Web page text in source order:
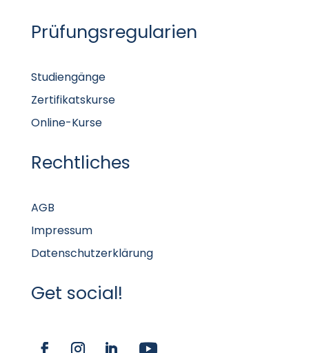
Prüfungsregularien
Studiengänge
Zertifikatskurse
Online-Kurse
Rechtliches
AGB
Impressum
Datenschutzerklärung
Get social!